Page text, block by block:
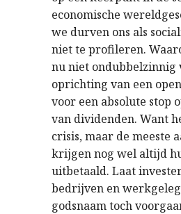
economische
we durven ons als
niet te profileren.
nu niet ondubbelzinnig
oprichting van een
voor een absolute stop
van dividenden. Want
crisis, maar de meeste
krijgen nog wel altijd
uitbetaald. Laat
bedrijven en
godsnaam toch